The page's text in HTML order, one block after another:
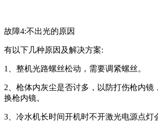
故障4:不出光的原因
有以下几种原因及解决方案:
1、整机光路螺丝松动，需要调紧螺丝。
2、枪体内灰尘是否讨多，以防打伤枪内镜
换枪内镜。
3、冷水机长时间开机时不开激光电源点灯